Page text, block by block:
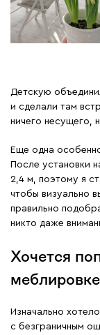
Детскую
и сделали там
ничего несущего,
Еще одна
После установки
2,4 м, поэтому я
чтобы визуально
правильно
никто даже
Хочется
меблировке
Изначально
с безграничным